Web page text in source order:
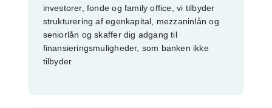
investorer, fonde og family office, vi tilbyder
strukturering af egenkapital, mezzaninlån og
seniorlån og skaffer dig adgang til
finansieringsmuligheder, som banken ikke
tilbyder.